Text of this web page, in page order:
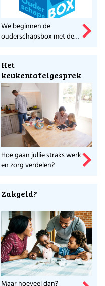
We beginnen de
ouderschapsbox met de
partner. Wie gaat wat
doen, waarom, ...
Het
keukentafelgesprek
Hoe gaan jullie straks werk
en zorg verdelen?
Zakgeld?
Maar hoeveel dan?